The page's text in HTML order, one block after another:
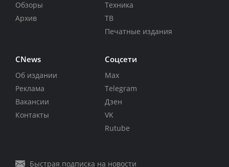
Обзоры
Архив
Техника
ТВ
Печатные издания
CNews
Об издании
Реклама
Вакансии
Контакты
Соцсети
Max
Telegram
Дзен
VK
Rutube
Быстрая подписка на новости